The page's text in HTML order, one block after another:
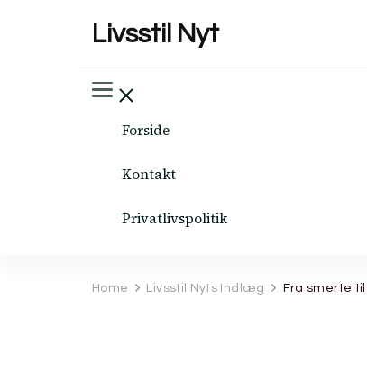
Livsstil Nyt
Forside
Kontakt
Privatlivspolitik
Home Livsstil Nyts Indlæg Fra smerte